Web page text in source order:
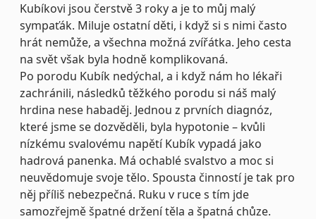
Kubíkovi jsou čerstvě 3 roky a je to můj malý
sympaťák. Miluje ostatní děti, i když si s nimi často
hrát nemůže, a všechna možná zvířátka. Jeho cesta
na svět však byla hodně komplikovaná.
Po porodu Kubík nedýchal, a i když nám ho lékaři
zachránili, následků těžkého porodu si náš malý
hrdina nese habaděj. Jednou z prvních diagnóz,
které jsme se dozvěděli, byla hypotonie – kvůli
nízkému svalovému napětí Kubík vypadá jako
hadrová panenka. Má ochablé svalstvo a moc si
neuvědomuje svoje tělo. Spousta činností je tak pro
něj příliš nebezpečná. Ruku v ruce s tím jde
samozřejmě špatné držení těla a špatná chůze.